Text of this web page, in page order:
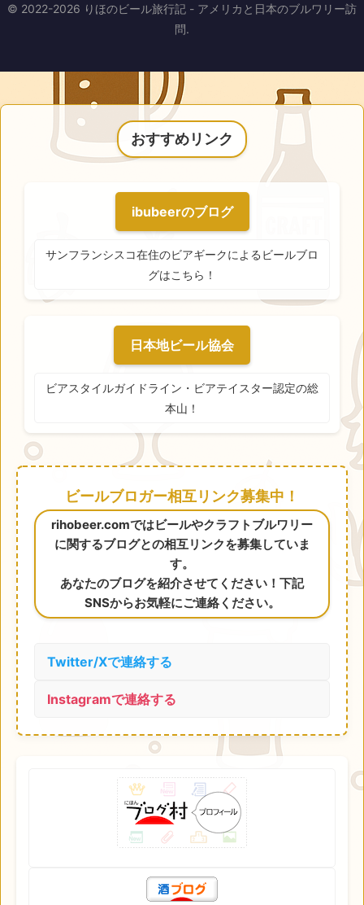
© 2022-2026 りほのビール旅行記 - アメリカと日本のブルワリー訪
問.
おすすめリンク
ibubeerのブログ
サンフランシスコ在住のビアギークによるビールブロ
グはこちら！
日本地ビール協会
ビアスタイルガイドライン・ビアテイスター認定の総
本山！
ビールブロガー相互リンク募集中！
rihobeer.comではビールやクラフトブルワリー
に関するブログとの相互リンクを募集していま
す。
あなたのブログを紹介させてください！下記
SNSからお気軽にご連絡ください。
Twitter/Xで連絡する
Instagramで連絡する